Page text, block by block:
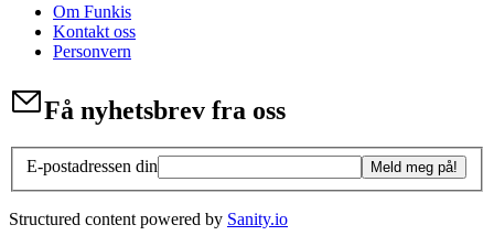
Om Funkis
Kontakt oss
Personvern
Få nyhetsbrev fra oss
E-postadressen din Meld meg på!
Structured content powered by Sanity.io